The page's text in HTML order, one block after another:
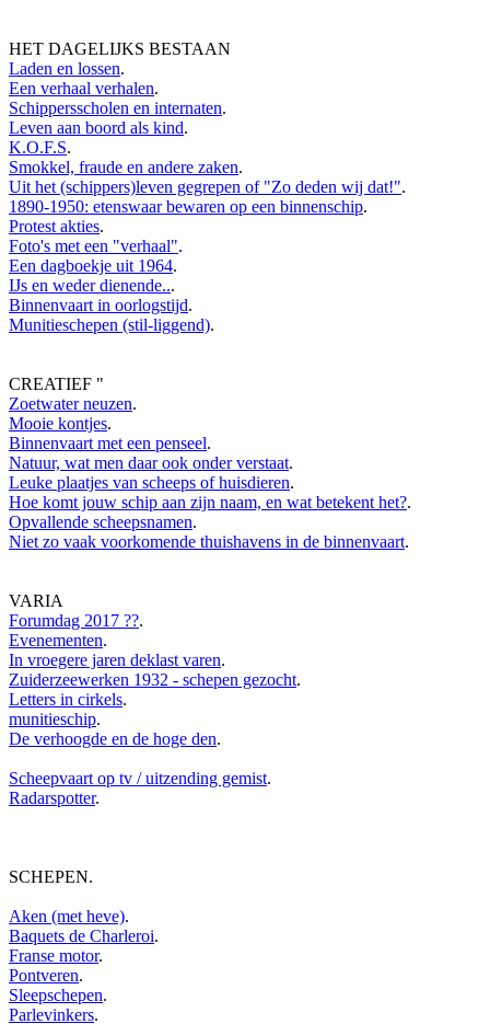
HET DAGELIJKS BESTAAN
Laden en lossen.
Een verhaal verhalen.
Schippersscholen en internaten.
Leven aan boord als kind.
K.O.F.S.
Smokkel, fraude en andere zaken.
Uit het (schippers)leven gegrepen of "Zo deden wij dat!".
1890-1950: etenswaar bewaren op een binnenschip.
Protest akties.
Foto's met een "verhaal".
Een dagboekje uit 1964.
IJs en weder dienende...
Binnenvaart in oorlogstijd.
Munitieschepen (stil-liggend).
CREATIEF "
Zoetwater neuzen.
Mooie kontjes.
Binnenvaart met een penseel.
Natuur, wat men daar ook onder verstaat.
Leuke plaatjes van scheeps of huisdieren.
Hoe komt jouw schip aan zijn naam, en wat betekent het?.
Opvallende scheepsnamen.
Niet zo vaak voorkomende thuishavens in de binnenvaart.
VARIA
Forumdag 2017 ??.
Evenementen.
In vroegere jaren deklast varen.
Zuiderzeewerken 1932 - schepen gezocht.
Letters in cirkels.
munitieschip.
De verhoogde en de hoge den.
Scheepvaart op tv / uitzending gemist.
Radarspotter.
SCHEPEN.
Aken (met heve).
Baquets de Charleroi.
Franse motor.
Pontveren.
Sleepschepen.
Parlevinkers.